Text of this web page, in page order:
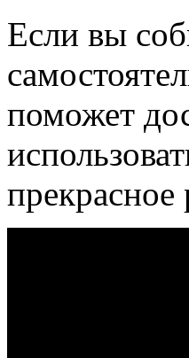
Если вы
поможет